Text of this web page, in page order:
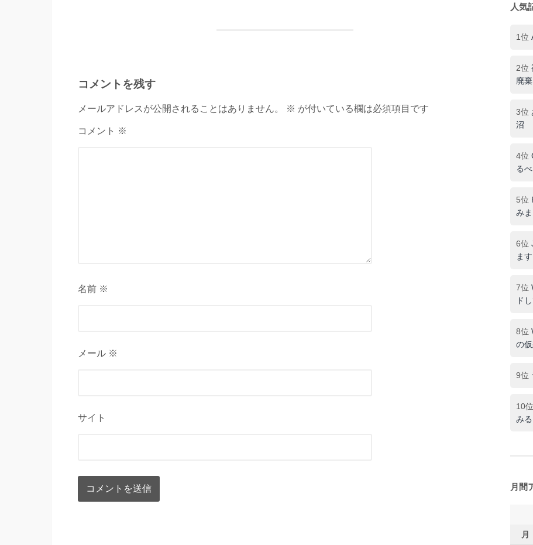
コメントを残す
メールアドレスが公開されることはありません。 ※ が付いている欄は必須項目です
コメント ※
名前 ※
メール ※
サイト
人気
1位
2位
廃
3位
沼
4位
る
5位
み
6位
ま
7位
ド
8位
の
9位
10位
み
月間
月